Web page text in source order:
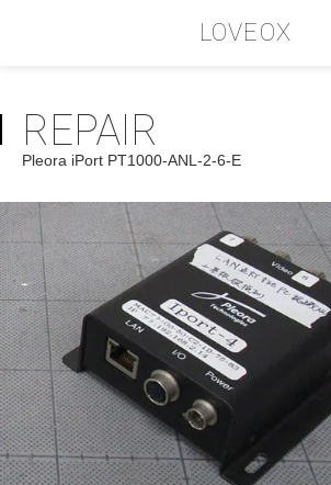
LOVEOX
PHILOSOPHY
フィロソフィー
COMPANY PROFILE
会社情報
SERVICE
サービス内容
INTERVIEW
お客様インタビュー
RECRUIT
REPAIR
Pleora iPort PT1000-ANL-2-6-E